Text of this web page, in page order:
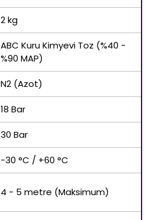
2 kg
ABC Kuru Kimyevi Toz (%40 -
%90 MAP)
N2 (Azot)
18 Bar
30 Bar
-30 °C / +60 °C
4 - 5 metre (Maksimum)